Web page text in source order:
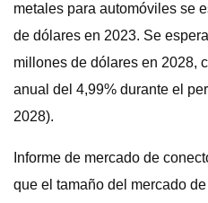
metales para automóviles se
de dólares en 2023. Se
millones de dólares en 2028,
anual del 4,99% durante el
2028).
Informe de mercado de
que el tamaño del mercado